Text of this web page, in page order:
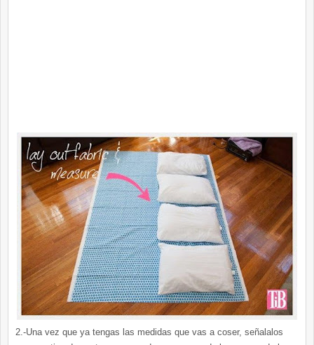
2.-Una vez que ya tengas las medidas que vas a coser, señalalos